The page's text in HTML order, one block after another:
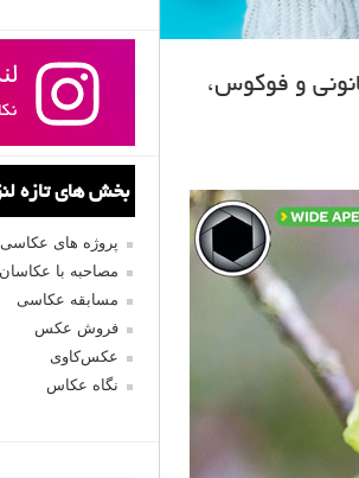
و فوکوس،
بخش های تازه
پروژه های عکاسی
مصاحبه با عکاسان
مسابقه عکاسی
فروش عکس
عکس‌کاوی
نگاه عکاس